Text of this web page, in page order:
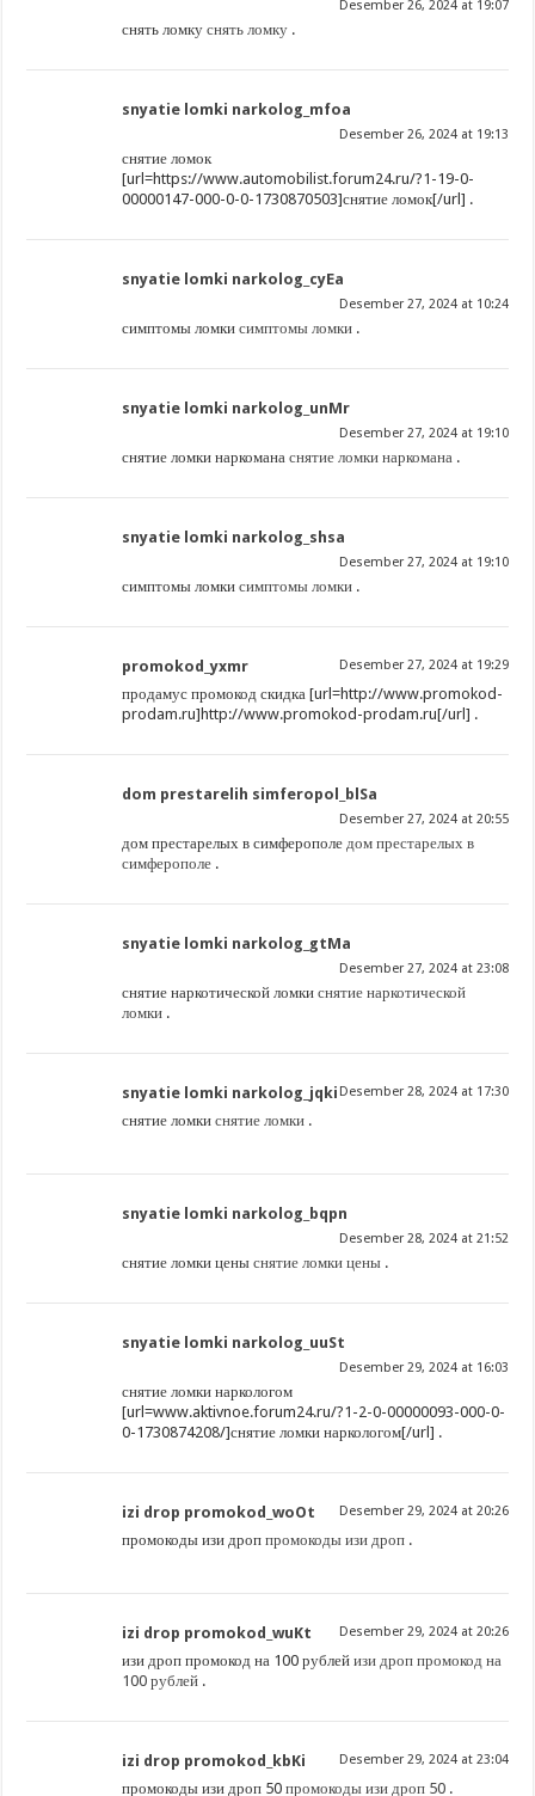
Desember 26, 2024 at 19:07
снять ломкуснять ломку .
snyatie lomki narkolog_mfoa
Desember 26, 2024 at 19:13
снятие ломок
[url=https://www.automobilist.forum24.ru/?1-19-0-
00000147-000-0-0-1730870503]снятие ломок[/url] .
snyatie lomki narkolog_cyEa
Desember 27, 2024 at 10:24
симптомы ломкисимптомы ломки .
snyatie lomki narkolog_unMr
Desember 27, 2024 at 19:10
снятие ломки наркоманаснятие ломки наркомана .
snyatie lomki narkolog_shsa
Desember 27, 2024 at 19:10
симптомы ломкисимптомы ломки .
promokod_yxmr Desember 27, 2024 at 19:29
продамус промокод скидка [url=http://www.promokod-
prodam.ru]http://www.promokod-prodam.ru[/url] .
dom prestarelih simferopol_blSa
Desember 27, 2024 at 20:55
дом престарелых в симферополедом престарелых в
симферополе .
snyatie lomki narkolog_gtMa
Desember 27, 2024 at 23:08
снятие наркотической ломкиснятие наркотической
ломки .
snyatie lomki narkolog_jqki Desember 28, 2024 at 17:30
снятие ломкиснятие ломки .
snyatie lomki narkolog_bqpn
Desember 28, 2024 at 21:52
снятие ломки ценыснятие ломки цены .
snyatie lomki narkolog_uuSt
Desember 29, 2024 at 16:03
снятие ломки наркологом
[url=www.aktivnoe.forum24.ru/?1-2-0-00000093-000-0-
0-1730874208/]снятие ломки наркологом[/url] .
izi drop promokod_woOt Desember 29, 2024 at 20:26
промокоды изи дроппромокоды изи дроп .
izi drop promokod_wuKt Desember 29, 2024 at 20:26
изи дроп промокод на 100 рублейизи дроп промокод на
100 рублей .
izi drop promokod_kbKi Desember 29, 2024 at 23:04
промокоды изи дроп 50промокоды изи дроп 50 .